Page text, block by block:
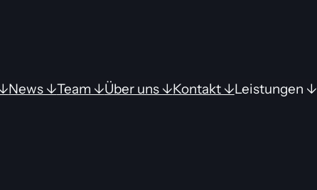
News ↓Team ↓Über uns ↓Kontakt ↓Leistungen ↓